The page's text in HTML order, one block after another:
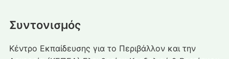
Συντονισμός
Κέντρο Εκπαίδευσης για το Περιβάλλον και την